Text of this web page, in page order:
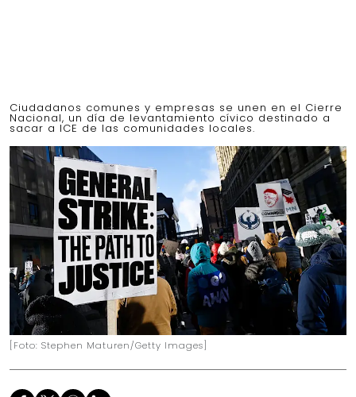
Ciudadanos comunes y empresas se unen en el Cierre
Nacional, un día de levantamiento cívico destinado a
sacar a ICE de las comunidades locales.
[Foto: Stephen Maturen/Getty Images]